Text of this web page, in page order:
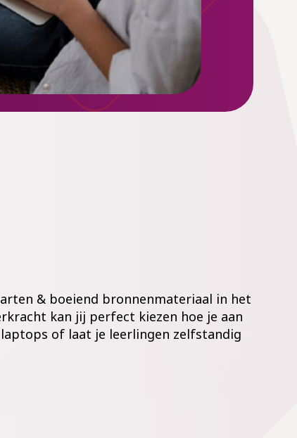
& boeiend bronnenmateriaal in het
kan jij perfect kiezen hoe je aan
of laat je leerlingen zelfstandig